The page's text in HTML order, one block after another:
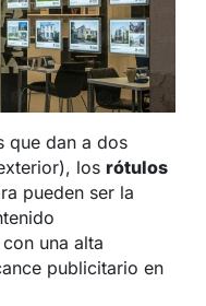
que dan a dos
los rótulos
pueden ser la
una alta
publicitario en